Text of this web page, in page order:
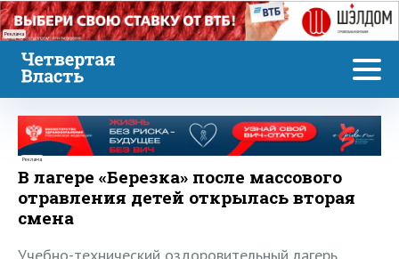
Реклама
Реклама
В лагере «Березка» после массового
отравления детей открылась вторая
смена